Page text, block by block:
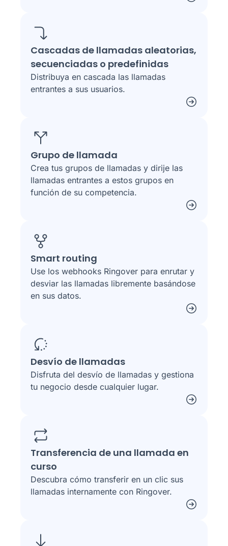
Cascadas de llamadas aleatorias,
secuenciadas o predefinidas
Distribuya en cascada las llamadas
entrantes a sus usuarios.
Grupo de llamada
Crea tus grupos de llamadas y dirije las
llamadas entrantes a estos grupos en
función de su competencia.
Smart routing
Use los webhooks Ringover para enrutar y
desviar las llamadas libremente basándose
en sus datos.
Desvío de llamadas
Disfruta del desvío de llamadas y gestiona
tu negocio desde cualquier lugar.
Transferencia de una llamada en
curso
Descubra cómo transferir en un clic sus
llamadas internamente con Ringover.